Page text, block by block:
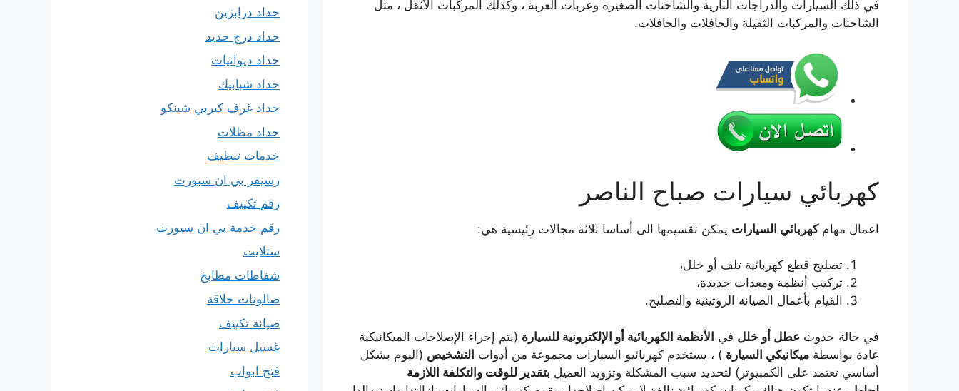
في ذلك السيارات والدراجات النارية والشاحنات الصغيرة وعربات العربة ، وكذلك المركبات الأثقل ، مثل
الشاحنات والمركبات الثقيلة والحافلات والحافلات.
كهربائي سيارات صباح الناصر
اعمال مهامكهربائي السيارات يمكن تقسيمها الى أساسا ثلاثة مجالات رئيسية هي:
تصليح قطع كهربائية تلف أو خلل،
تركيب أنظمة ومعدات جديدة،
القيام بأعمال الصيانة الروتينية والتصليح.
في حالة حدوث عطل أو خلل في الأنظمة الكهربائية أو الإلكترونية للسيارة (يتم إجراء الإصلاحات الميكانيكية
عادة بواسطة ميكانيكي السيارة ) ، يستخدم كهربائيو السيارات مجموعة من أدوات التشخيص (اليوم بشكل
أساسي تعتمد على الكمبيوتر) لتحديد سبب المشكلة وتزويد العميل بتقدير للوقت والتكلفة اللازمة
حداد درابزين
حداد درج حديد
حداد ديوانيات
حداد شبابيك
حداد غرف كيربي شينكو
حداد مظلات
خدمات تنظيف
رسيفر بي ان سبورت
رقم تكييف
رقم خدمة بي ان سبورت
ستلايت
شفاطات مطابخ
صالونات حلاقة
صيانة تكييف
غسيل سيارات
فتح ابواب